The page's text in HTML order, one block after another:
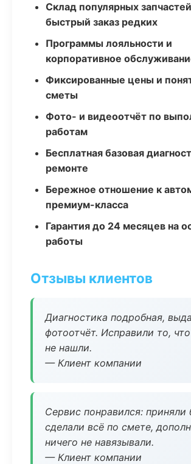
Склад популярных
быстрый заказ редких
Программы лояльности и
корпоративное
Фиксированные цены и
сметы
Фото- и видеоотчёт по
работам
Бесплатная базовая
ремонте
Бережное отношение к
премиум-класса
Гарантия до 24 месяцев на
работы
Отзывы клиентов
Диагностика подробная,
фотоотчёт. Исправили то,
не нашли.
— Клиент компании
Сервис понравился: приняли
сделали всё по смете,
ничего не навязывали.
— Клиент компании